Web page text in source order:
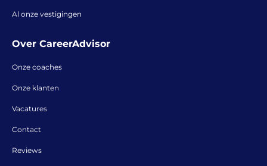
Al onze vestigingen
Over CareerAdvisor
Onze coaches
Onze klanten
Vacatures
Contact
Reviews